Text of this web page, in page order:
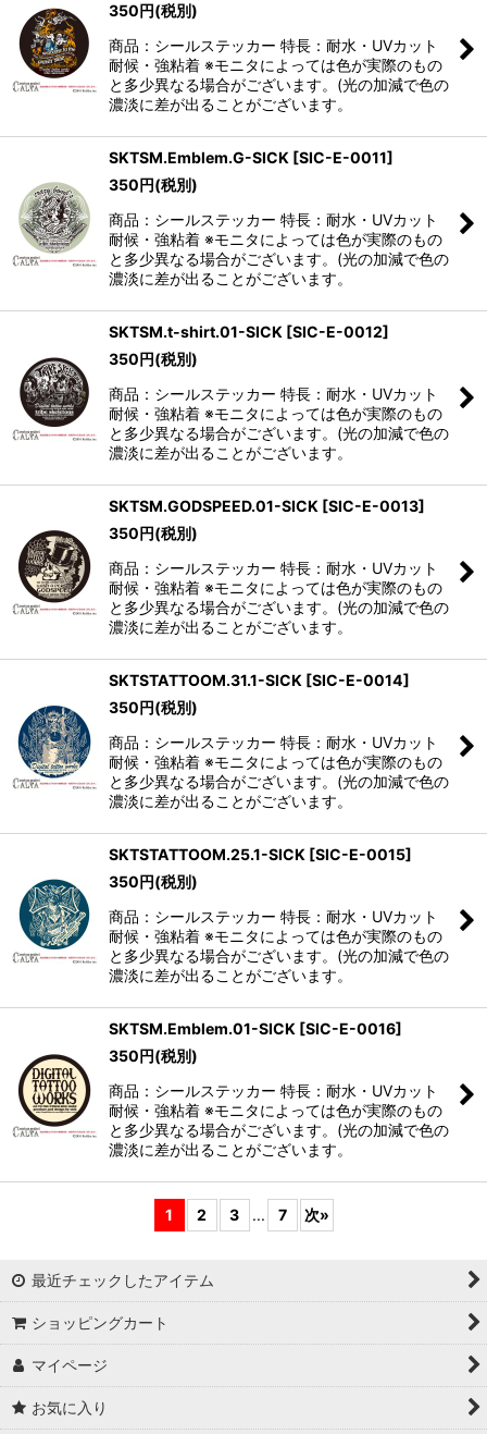
350円(税別)
商品：シールステッカー 特長：耐水・UVカット
耐候・強粘着 ※モニタによっては色が実際のもの
と多少異なる場合がございます。(光の加減で色の
濃淡に差が出ることがございます。
SKTSM.Emblem.G-SICK [SIC-E-0011]
350円(税別)
商品：シールステッカー 特長：耐水・UVカット
耐候・強粘着 ※モニタによっては色が実際のもの
と多少異なる場合がございます。(光の加減で色の
濃淡に差が出ることがございます。
SKTSM.t-shirt.01-SICK [SIC-E-0012]
350円(税別)
商品：シールステッカー 特長：耐水・UVカット
耐候・強粘着 ※モニタによっては色が実際のもの
と多少異なる場合がございます。(光の加減で色の
濃淡に差が出ることがございます。
SKTSM.GODSPEED.01-SICK [SIC-E-0013]
350円(税別)
商品：シールステッカー 特長：耐水・UVカット
耐候・強粘着 ※モニタによっては色が実際のもの
と多少異なる場合がございます。(光の加減で色の
濃淡に差が出ることがございます。
SKTSTATTOOM.31.1-SICK [SIC-E-0014]
350円(税別)
商品：シールステッカー 特長：耐水・UVカット
耐候・強粘着 ※モニタによっては色が実際のもの
と多少異なる場合がございます。(光の加減で色の
濃淡に差が出ることがございます。
SKTSTATTOOM.25.1-SICK [SIC-E-0015]
350円(税別)
商品：シールステッカー 特長：耐水・UVカット
耐候・強粘着 ※モニタによっては色が実際のもの
と多少異なる場合がございます。(光の加減で色の
濃淡に差が出ることがございます。
SKTSM.Emblem.01-SICK [SIC-E-0016]
350円(税別)
商品：シールステッカー 特長：耐水・UVカット
耐候・強粘着 ※モニタによっては色が実際のもの
と多少異なる場合がございます。(光の加減で色の
濃淡に差が出ることがございます。
1 2 3 ... 7 次»
最近チェックしたアイテム
ショッピングカート
マイページ
お気に入り